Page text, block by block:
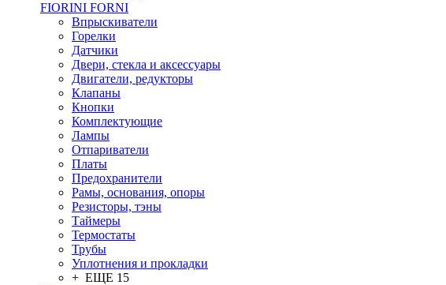
FIORINI FORNI
Впрыскиватели
Горелки
Датчики
Двери, стекла и аксессуары
Двигатели, редукторы
Клапаны
Кнопки
Комплектующие
Лампы
Отпариватели
Платы
Предохранители
Рамы, основания, опоры
Резисторы, тэны
Таймеры
Термостаты
Трубы
Уплотнения и прокладки
+ ЕЩЕ 15